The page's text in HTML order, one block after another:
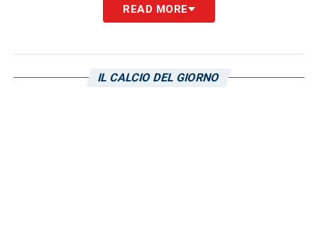
monitorando la situazione pronte ad
LA PLAYLIST DELLE NOSTRE TOP NEWS
READ MORE
IL CALCIO DEL GIORNO